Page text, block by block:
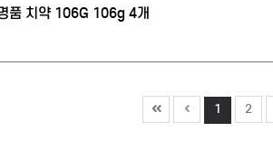
품 치약 106G 106g 4개
1 2